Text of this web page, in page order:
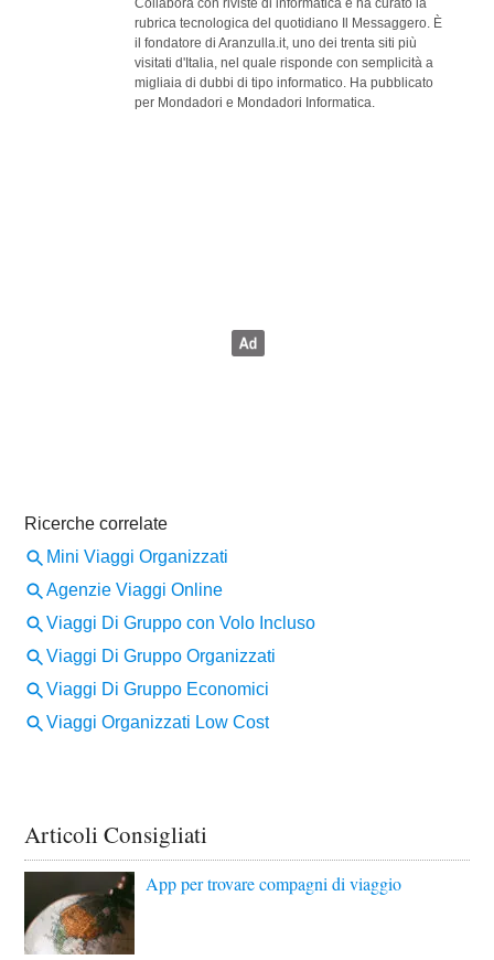
Collabora con riviste di informatica e ha curato la
rubrica tecnologica del quotidiano Il Messaggero. È
il fondatore di Aranzulla.it, uno dei trenta siti più
visitati d'Italia, nel quale risponde con semplicità a
migliaia di dubbi di tipo informatico. Ha pubblicato
per Mondadori e Mondadori Informatica.
Articoli Consigliati
App per trovare compagni di viaggio